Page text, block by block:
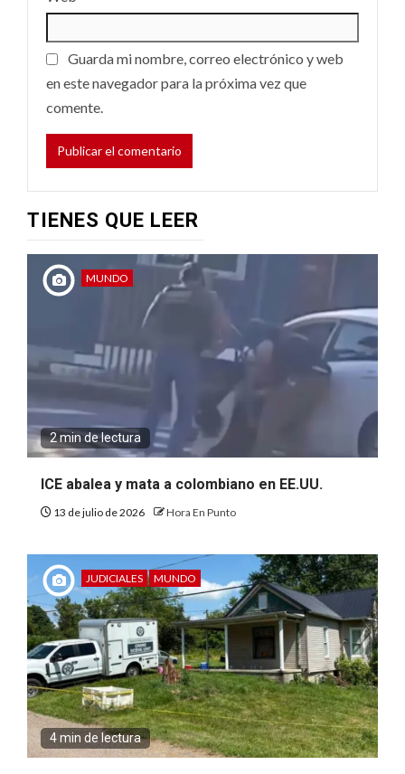
Guarda mi nombre, correo electrónico y web
en este navegador para la próxima vez que
comente.
TIENES QUE LEER
MUNDO
2 min de lectura
ICE abalea y mata a colombiano en EE.UU.
13 de julio de 2026 Hora En Punto
JUDICIALES MUNDO
4 min de lectura